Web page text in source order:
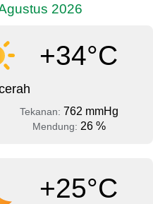
2026
+34°C
Tekanan: 762 mmHg
Mendung: 26 %
+25°C